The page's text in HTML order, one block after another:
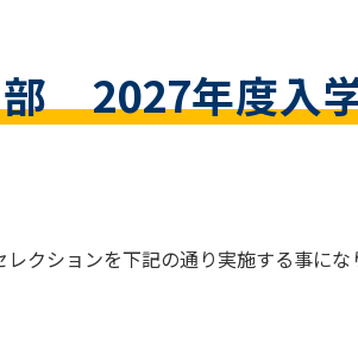
2027年度入
クションを下記の通り実施する事に